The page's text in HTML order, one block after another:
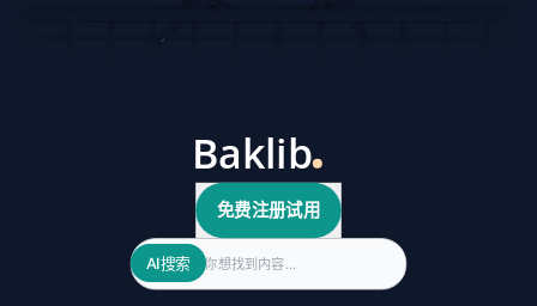
免费注册试用
Search
AI搜索